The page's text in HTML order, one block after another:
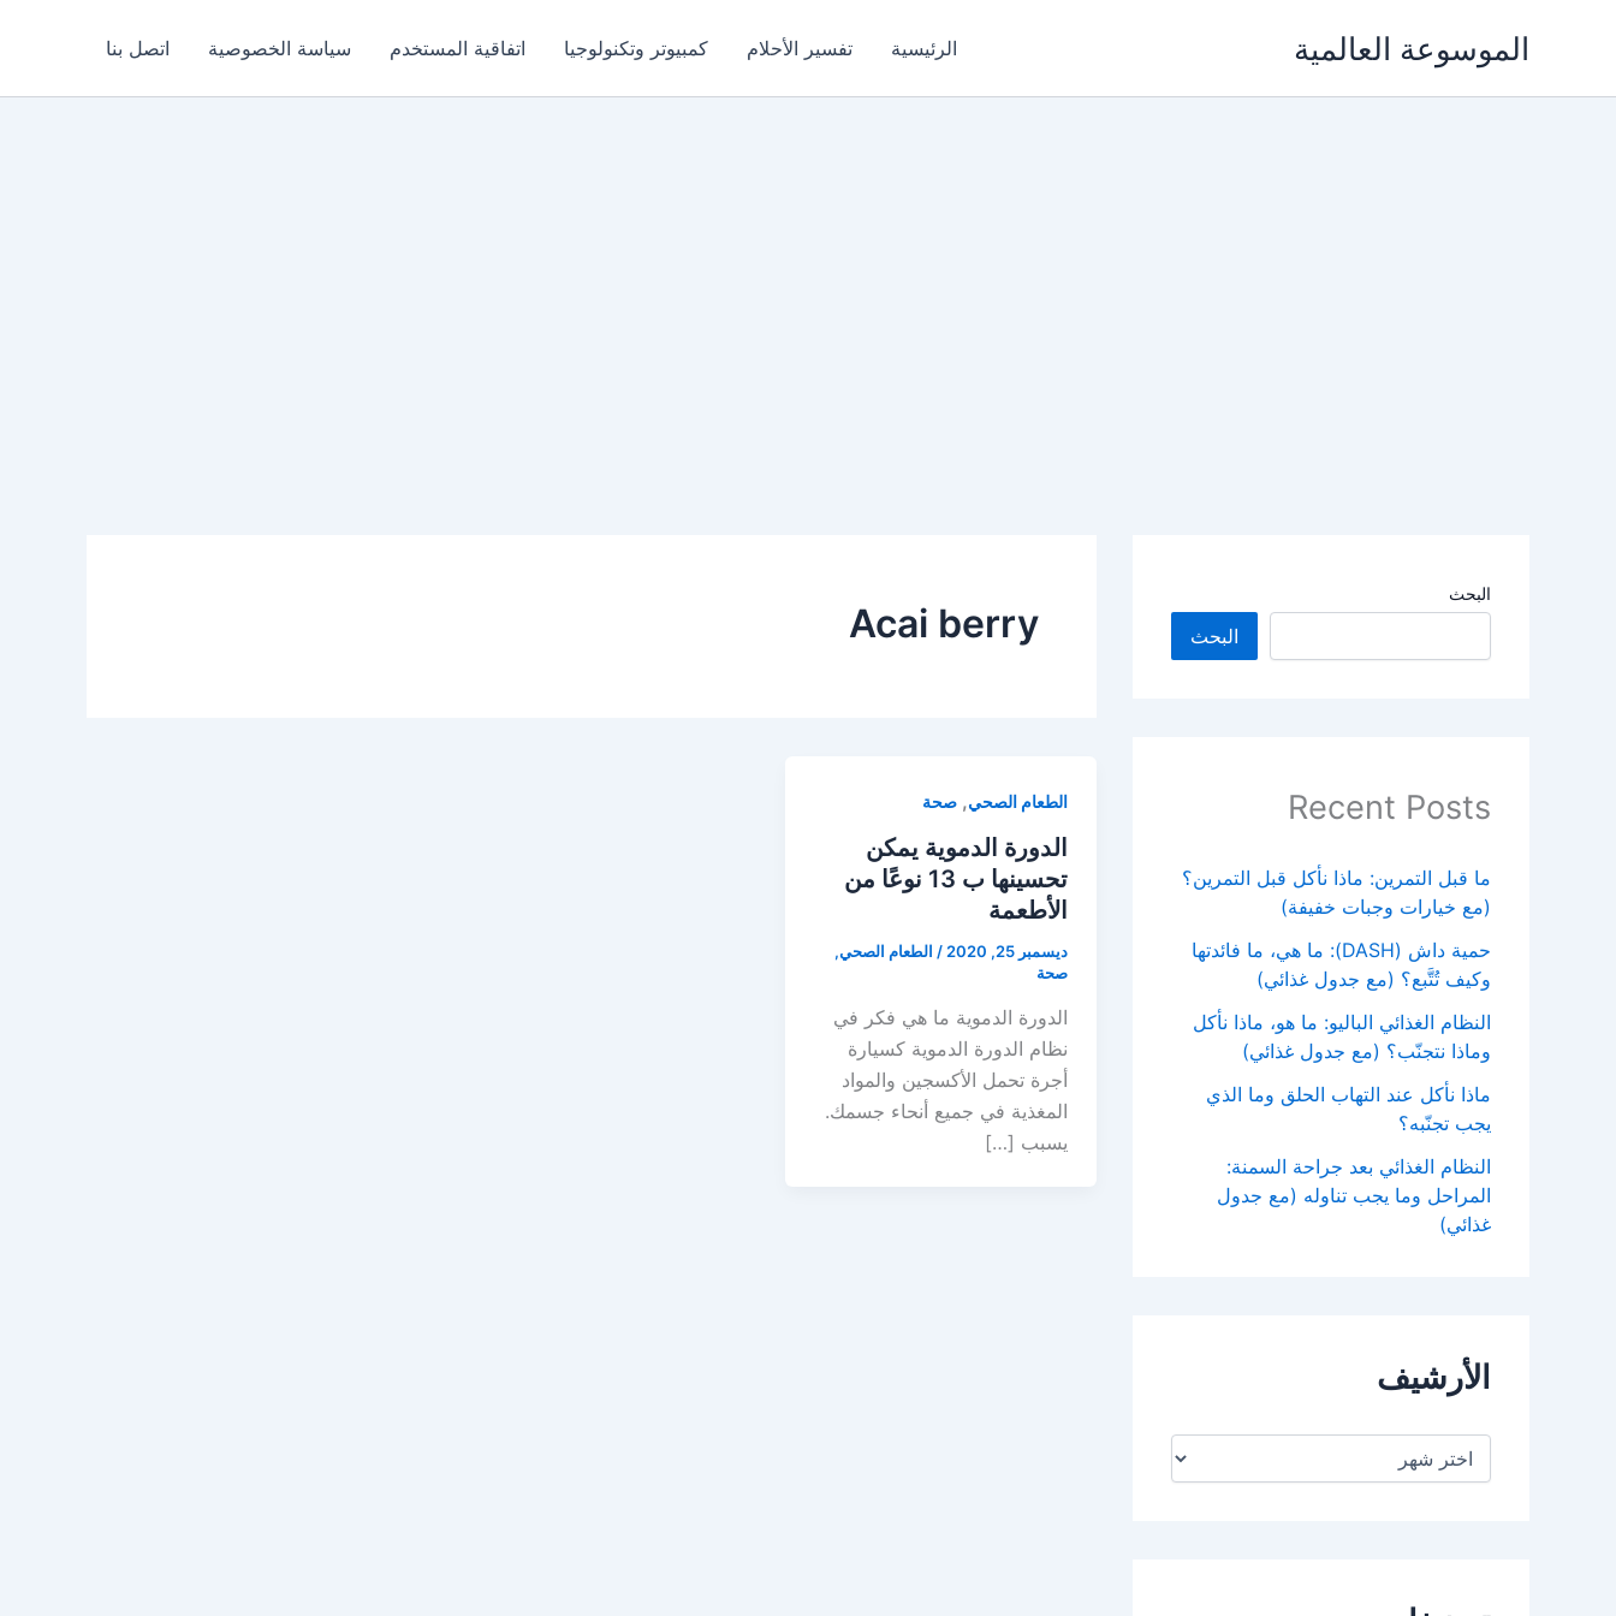
الموسوعة العالمية الرئيسية تفسير الأحلام كمبيوتر وتكنولوجيا اتفاقية المستخدم سياسة الخصوصية اتصل بنا
البحث
البحث
Recent Posts
ما قبل التمرين: ماذا نأكل قبل التمرين؟
(مع خيارات وجبات خفيفة)
حمية داش (DASH): ما هي، ما فائدتها
وكيف تُتَّبع؟ (مع جدول غذائي)
النظام الغذائي الباليو: ما هو، ماذا نأكل
وماذا نتجنّب؟ (مع جدول غذائي)
ماذا نأكل عند التهاب الحلق وما الذي
يجب تجنّبه؟
النظام الغذائي بعد جراحة السمنة:
المراحل وما يجب تناوله (مع جدول
غذائي)
الأرشيف
Acai berry
الطعام الصحي, صحة
الدورة الدموية يمكن
تحسينها ب 13 نوعًا من
الأطعمة
ديسمبر 25, 2020 / الطعام الصحي,
صحة
الدورة الدموية ما هي فكر في
نظام الدورة الدموية كسيارة
أجرة تحمل الأكسجين والمواد
المغذية في جميع أنحاء جسمك.
يسبب […]